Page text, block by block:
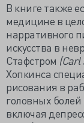
В книге также
медицине в
нарративного
искусства в
Стафстром
Хопкинса
рисования в
головных
включая